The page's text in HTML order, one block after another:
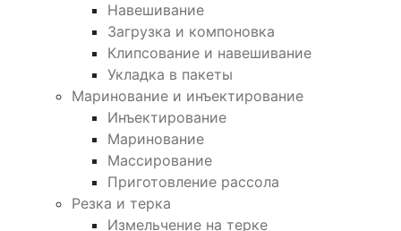
Навешивание
Загрузка и компоновка
Клипсование и навешивание
Укладка в пакеты
Маринование и инъектирование
Инъектирование
Маринование
Массирование
Приготовление рассола
Резка и терка
Измельчение на терке